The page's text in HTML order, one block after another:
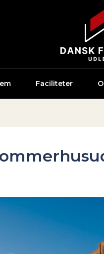
Faciliteter